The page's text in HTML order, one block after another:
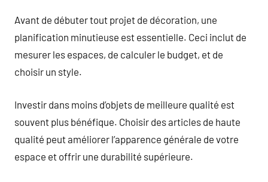
Avant de débuter tout projet de décoration, une
planification minutieuse est essentielle. Ceci inclut de
mesurer les espaces, de calculer le budget, et de
choisir un style.
Investir dans moins d’objets de meilleure qualité est
souvent plus bénéfique. Choisir des articles de haute
qualité peut améliorer l’apparence générale de votre
espace et offrir une durabilité supérieure.